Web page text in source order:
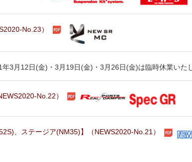
No.23）
3月12日(金)・3月19日(金)・3月26日(金)は臨時休業いた
No.22）
、ステージア(NM35)】（NEWS2020-No.21）